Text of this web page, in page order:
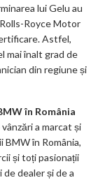
lui Gelu au
Royce Motor
Astfel,
mai înalt grad de
din regiune și
în România
a marcat și
BMW în România,
și toți pasionații
dealer și de a